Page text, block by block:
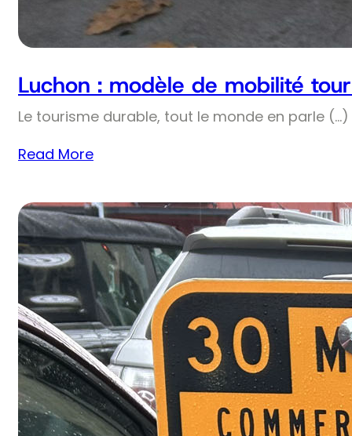
Luchon : modèle de mobilité
Le tourisme durable, tout le monde en parle
Read More